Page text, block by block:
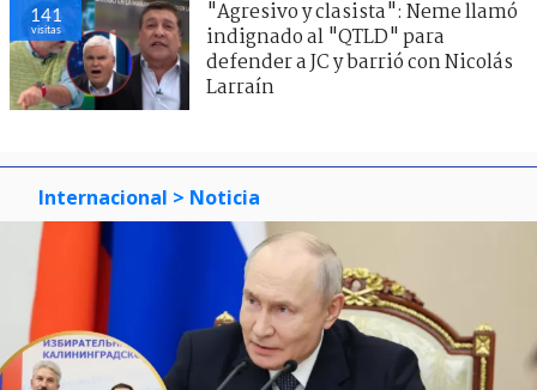
141
visitas
"Agresivo y clasista": Neme llamó
indignado al "QTLD" para
defender a JC y barrió con Nicolás
Larraín
Internacional > Noticia